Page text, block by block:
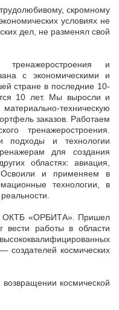
скромному
условиях не
дел, не разменял свой
и
с экономическими и
стране в последние 10-
10 лет. Мы выросли и
техническую
заказов. Работаем
тренажеростроения.
подходы и технологии
для создания
областях: авиация,
и применяем в
технологии, в
ОКТБ «ОРБИТА». Пришел
вести работы в области
создателей космических
космической